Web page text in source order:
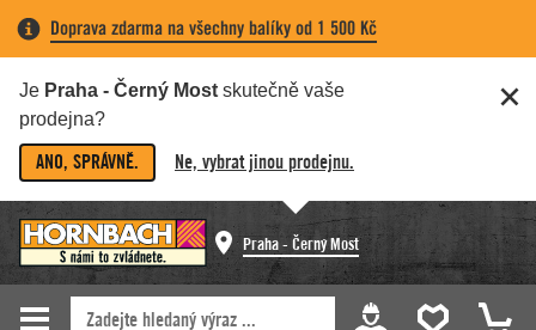
Doprava zdarma na všechny balíky od 1 500 Kč
Je Praha - Černý Most skutečně vaše
prodejna?
ANO, SPRÁVNĚ. Ne, vybrat jinou prodejnu.
Praha - Černý Most